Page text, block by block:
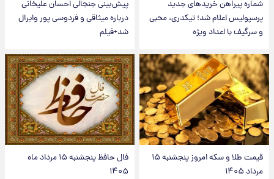
شماره پیراهن خریدهای جدید
پرسپولیس اعلام شد؛ تیکدری، محبی
و سرگیف با اعداد ویژه
پیش‌بینی جنجالی احسان علیخانی
درباره میثاقی و فردوسی پور وایرال
شد+فیلم
قیمت طلا و سکه امروز پنجشنبه ۱۵
مرداد ۱۴۰۵
فال حافظ پنجشنبه ۱۵ مرداد ماه
۱۴۰۵